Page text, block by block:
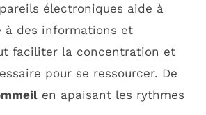
électroniques aide à
à des informations et
faciliter la concentration et
pour se ressourcer. De
en apaisant les rythmes